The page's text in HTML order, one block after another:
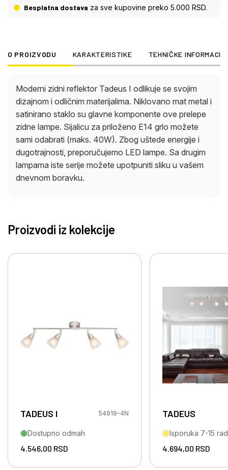
Besplatna dostava za sve kupovine preko 5.000 RSD.
O PROIZVODU KARAKTERISTIKE TEHNIČKE
Moderni zidni reflektor Tadeus I odlikuje se svojim
dizajnom i odličnim materijalima. Niklovano mat metal i
satinirano staklo su glavne komponente ove prelepe
zidne lampe. Sijalicu za priloženo E14 grlo možete
sami odabrati (maks. 40W). Zbog uštede energije i
dugotrajnosti, preporučujemo LED lampe. Sa drugim
lampama iste serije možete upotpuniti sliku u vašem
dnevnom boravku.
Proizvodi iz kolekcije
TADEUS I 54919-4N
Dostupno odmah
4.546,00 RSD
TADEUS
Isporuka 7-15
4.694,00 RSD